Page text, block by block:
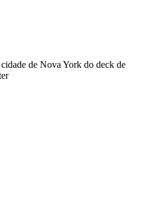
de Nova York do deck de